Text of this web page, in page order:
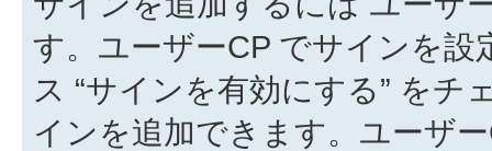
す。ユーザーCP でサインを
ス “サインを有効にする” を
インを追加できます。ユーザ